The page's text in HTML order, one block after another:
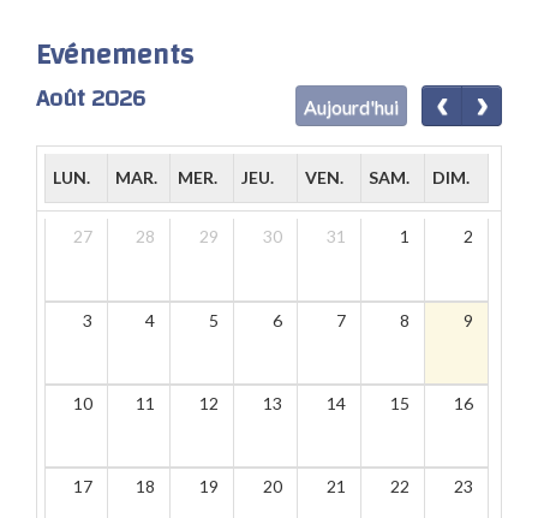
Evénements
Août 2026 Aujourd'hui
LUN. MAR. MER. JEU. VEN. SAM. DIM.
27 28 29 30 31 1 2
3 4 5 6 7 8 9
10 11 12 13 14 15 16
17 18 19 20 21 22 23